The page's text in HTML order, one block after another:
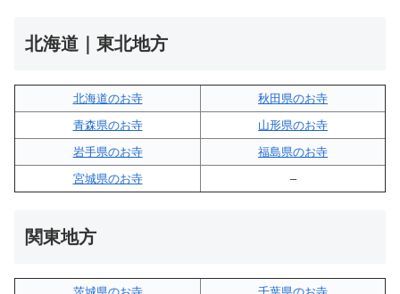
北海道｜東北地方
北海道のお寺
秋田県のお寺
青森県のお寺
山形県のお寺
岩手県のお寺
福島県のお寺
宮城県のお寺
–
関東地方